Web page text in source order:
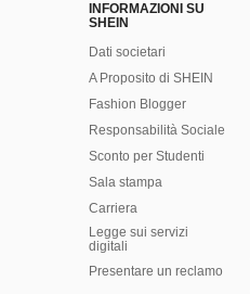
INFORMAZIONI SU
SHEIN
Dati societari
A Proposito di SHEIN
Fashion Blogger
Responsabilità Sociale
Sconto per Studenti
Sala stampa
Carriera
Legge sui servizi
digitali
Presentare un reclamo